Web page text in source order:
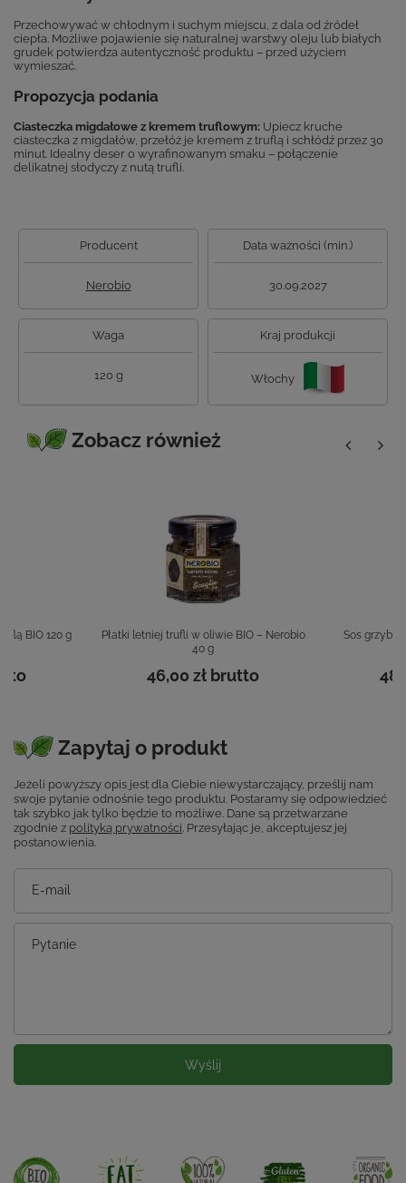
Przechowywać w chłodnym i suchym miejscu, z dala od źródeł
ciepła. Możliwe pojawienie się naturalnej warstwy oleju lub białych
grudek potwierdza autentyczność produktu – przed użyciem
wymieszać.
Propozycja podania
Ciasteczka migdałowe z kremem truflowym: Upiecz kruche
ciasteczka z migdałów, przełóż je kremem z truflą i schłódź przez 30
minut. Idealny deser o wyrafinowanym smaku – połączenie
delikatnej słodyczy z nutą trufli.
Producent
Nerobio
Data ważności (min.)
30.09.2027
Waga
120 g
Kraj produkcji
Włochy
Zobacz również
BIO 120 g
Płatki letniej trufli w oliwie BIO – Nerobio
40 g
46,00 zł brutto
Sos
Zapytaj o produkt
Jeżeli powyższy opis jest dla Ciebie niewystarczający, prześlij nam
swoje pytanie odnośnie tego produktu. Postaramy się odpowiedzieć
tak szybko jak tylko będzie to możliwe. Dane są przetwarzane
zgodnie z polityką prywatności. Przesyłając je, akceptujesz jej
postanowienia.
E-mail
Pytanie
Wyślij